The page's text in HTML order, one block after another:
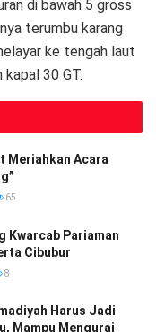
di bawah 5 gross
terumbu karang
ke tengah laut
30 GT.
Meriahkan Acara
65
Kwarcab Pariaman
Cibubur
8
Harus Jadi
Mampu Mengurai